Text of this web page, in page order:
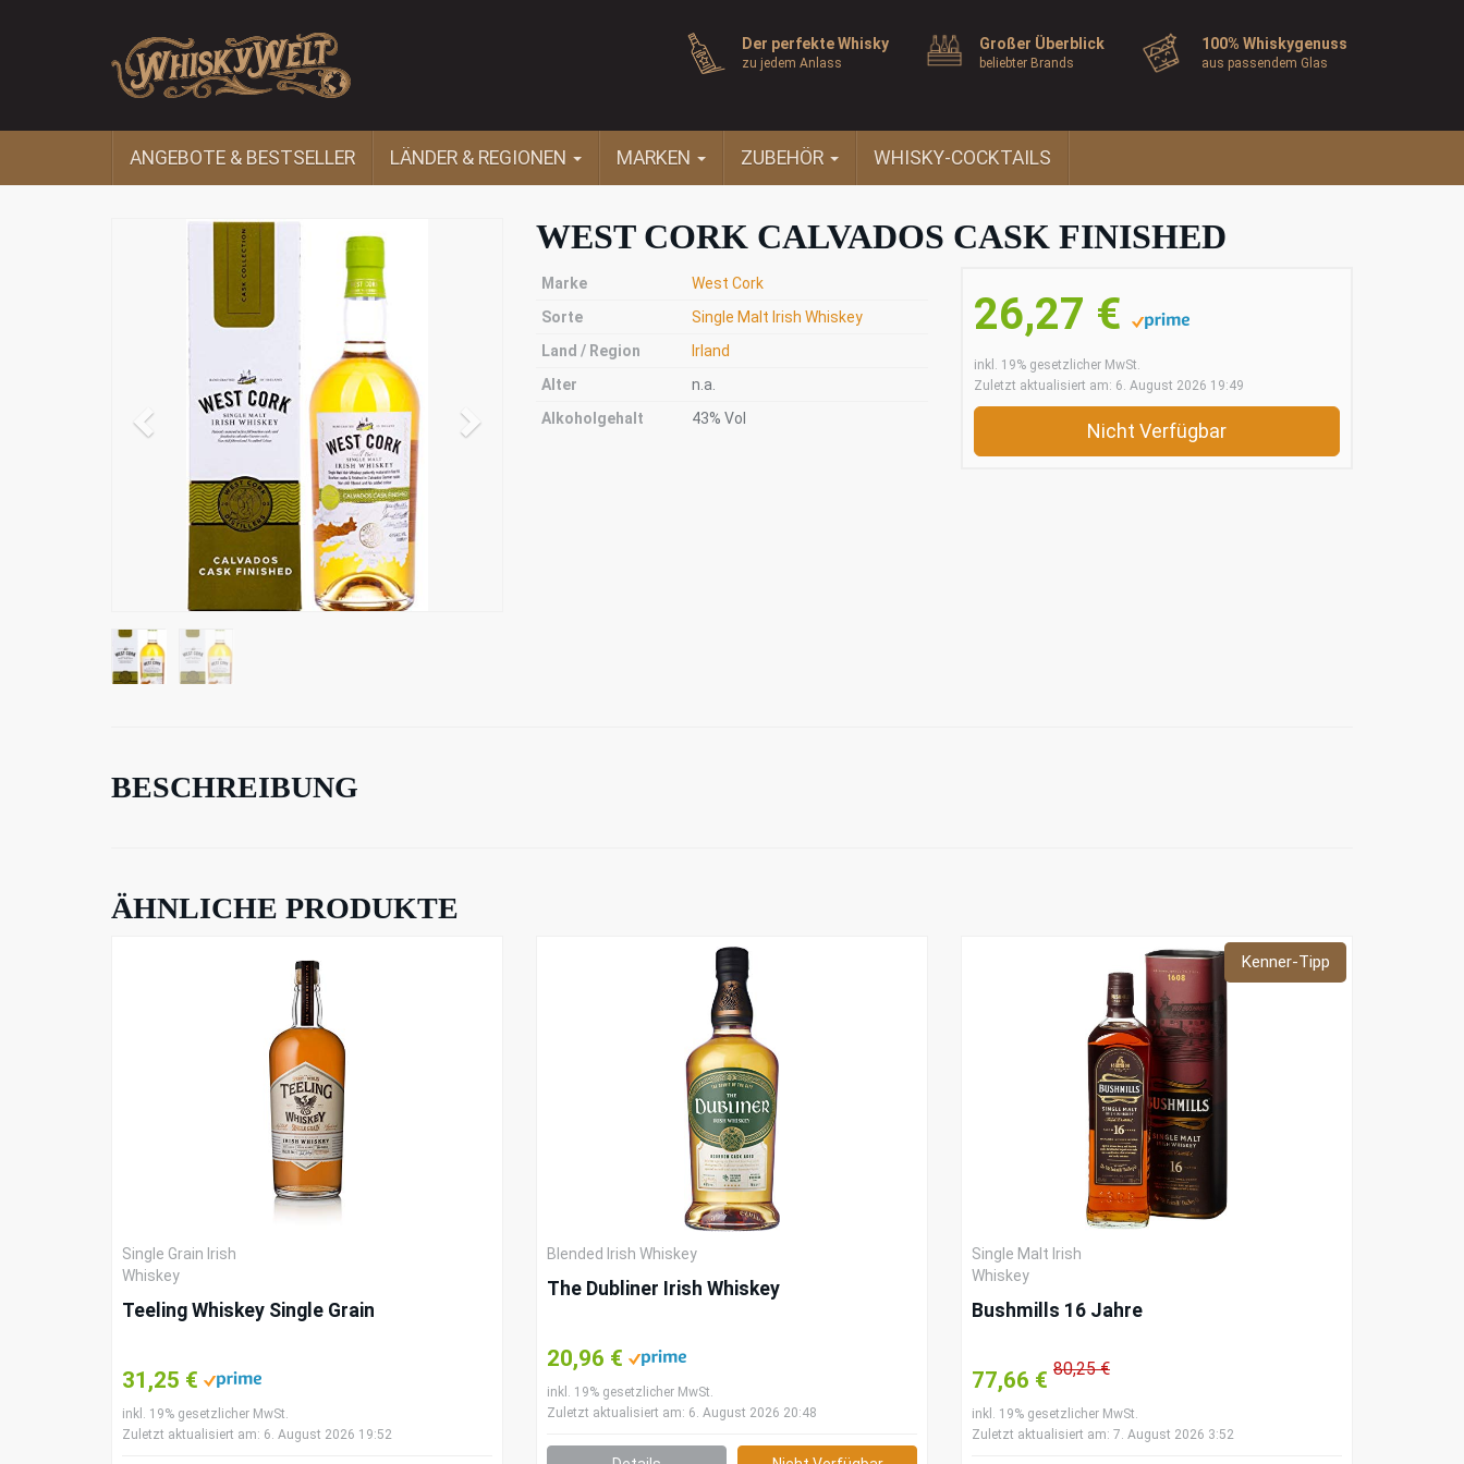
Der perfekte Whisky
zu jedem Anlass
Großer Überblick
beliebter Brands
100% Whiskygenuss
aus passendem Glas
ANGEBOTE & BESTSELLER LÄNDER & REGIONEN MARKEN ZUBEHÖR WHISKY-COCKTAILS
WEST CORK CALVADOS CASK FINISHED
26,27 €
inkl. 19% gesetzlicher MwSt.
Zuletzt aktualisiert am: 6. August 2026 19:49
Nicht Verfügbar
Marke
West Cork
Sorte
Single Malt Irish Whiskey
Land / Region
Irland
Alter
n.a.
Alkoholgehalt
43% Vol
BESCHREIBUNG
ÄHNLICHE PRODUKTE
Single Grain Irish
Whiskey
Teeling Whiskey Single Grain
31,25 €
inkl. 19% gesetzlicher MwSt.
Zuletzt aktualisiert am: 6. August 2026 19:52
Blended Irish Whiskey
The Dubliner Irish Whiskey
20,96 €
inkl. 19% gesetzlicher MwSt.
Zuletzt aktualisiert am: 6. August 2026 20:48
Kenner-Tipp
Single Malt Irish
Whiskey
Bushmills 16 Jahre
77,66 € 80,25 €
inkl. 19% gesetzlicher MwSt.
Zuletzt aktualisiert am: 7. August 2026 3:52